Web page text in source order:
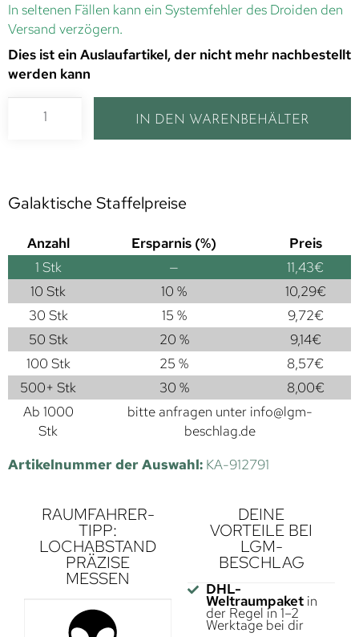
In seltenen Fällen kann ein Systemfehler des Droiden den
Versand verzögern.
Dies ist ein Auslaufartikel, der nicht mehr nachbestellt
werden kann
IN DEN WARENBEHÄLTER
Galaktische Staffelpreise
Anzahl Ersparnis (%)
Preis
1 Stk — 11,43€
10 Stk
10 % 10,29€
30 Stk
15 % 9,72€
50 Stk
20 % 9,14€
100 Stk
25 % 8,57€
500+ Stk
30 % 8,00€
Ab 1000
Stk
bitte anfragen unter info@lgm-
beschlag.de
Artikelnummer der Auswahl: KA-912791
RAUMFAHRER-
TIPP:
LOCHABSTAND
PRÄZISE
MESSEN
DEINE
VORTEILE BEI
LGM-
BESCHLAG
DHL-
Weltraumpaketin
der Regel in 1–2
Werktage bei dir